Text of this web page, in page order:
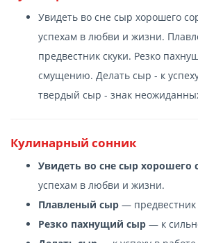
Увидеть во сне сыр хорошего
успехам в любви и жизни.
предвестник скуки. Резко
смущению. Делать сыр - к
твердый сыр - знак
Кулинарный сонник
Увидеть во сне сыр хорошего
успехам в любви и жизни.
Плавленый сыр — предвестник
Резко пахнущий сыр — к